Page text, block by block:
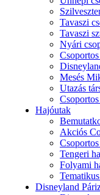
Tavaszi
Tavaszi
Nyári
Mesés
Utazás
Hajóutak
Akciós
Tengeri
Folyami
Disneyland